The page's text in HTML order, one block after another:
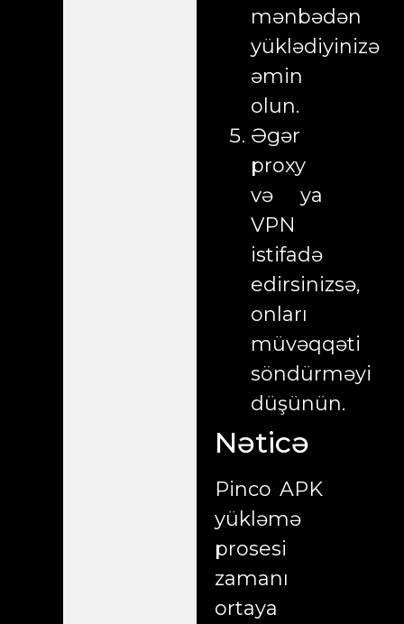
mənbədən
yüklədiyinizə
əmin
olun.
Əgər
proxy
və ya
VPN
istifadə
edirsinizsə,
onları
müvəqqəti
söndürməyi
düşünün.
Nəticə
Pinco APK
yükləmə
prosesi
zamanı
ortaya